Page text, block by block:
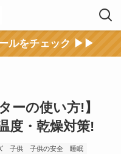
ルをチェック ▶▶
ーの使い方!】
度・乾燥対策!
子供 子供の安全 睡眠